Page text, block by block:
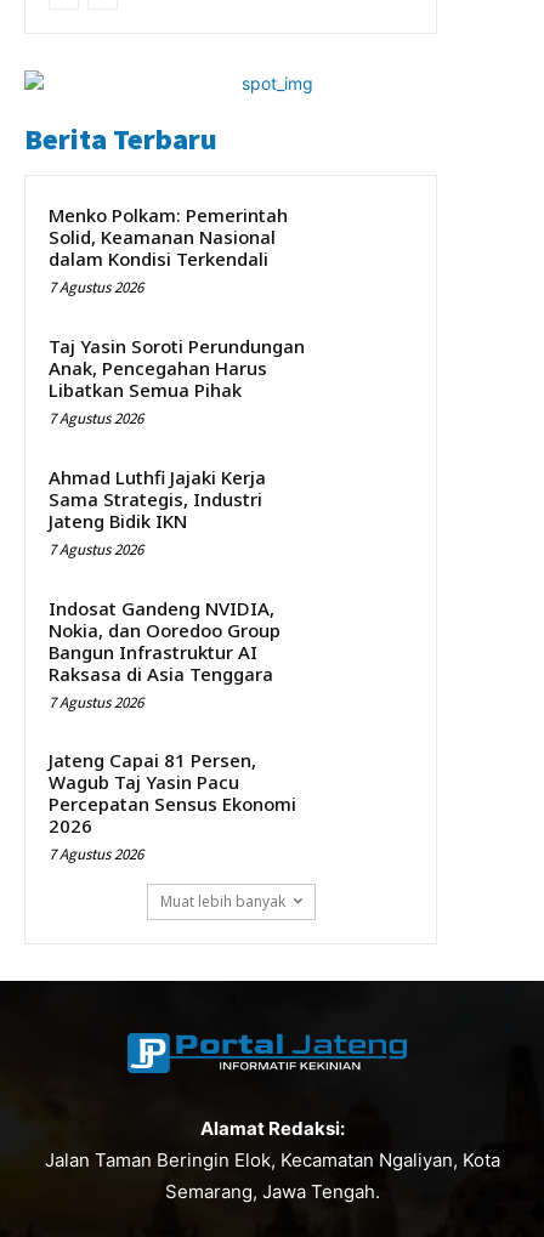
Berita Terbaru
Menko Polkam: Pemerintah
Solid, Keamanan Nasional
dalam Kondisi Terkendali
7 Agustus 2026
Taj Yasin Soroti Perundungan
Anak, Pencegahan Harus
Libatkan Semua Pihak
7 Agustus 2026
Ahmad Luthfi Jajaki Kerja
Sama Strategis, Industri
Jateng Bidik IKN
7 Agustus 2026
Indosat Gandeng NVIDIA,
Nokia, dan Ooredoo Group
Bangun Infrastruktur AI
Raksasa di Asia Tenggara
7 Agustus 2026
Jateng Capai 81 Persen,
Wagub Taj Yasin Pacu
Percepatan Sensus Ekonomi
2026
7 Agustus 2026
Muat lebih banyak
Alamat Redaksi:
Jalan Taman Beringin Elok, Kecamatan Ngaliyan, Kota
Semarang, Jawa Tengah.